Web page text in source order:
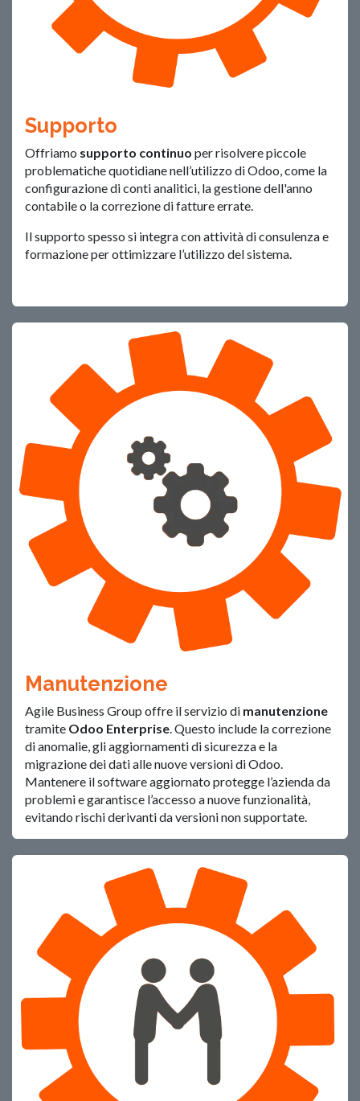
Supporto
Offriamo supporto continuo per risolvere piccole
problematiche quotidiane nell’utilizzo di Odoo, come la
configurazione di conti analitici, la gestione dell'anno
contabile o la correzione di fatture errate.
Il supporto spesso si integra con attività di consulenza e
formazione per ottimizzare l’utilizzo del sistema.
Manutenzione
Agile Business Group offre il servizio di manutenzione
tramite Odoo Enterprise. Questo include la correzione
di anomalie, gli aggiornamenti di sicurezza e la
migrazione dei dati alle nuove versioni di Odoo.
Mantenere il software aggiornato protegge l’azienda da
problemi e garantisce l’accesso a nuove funzionalità,
evitando rischi derivanti da versioni non supportate.